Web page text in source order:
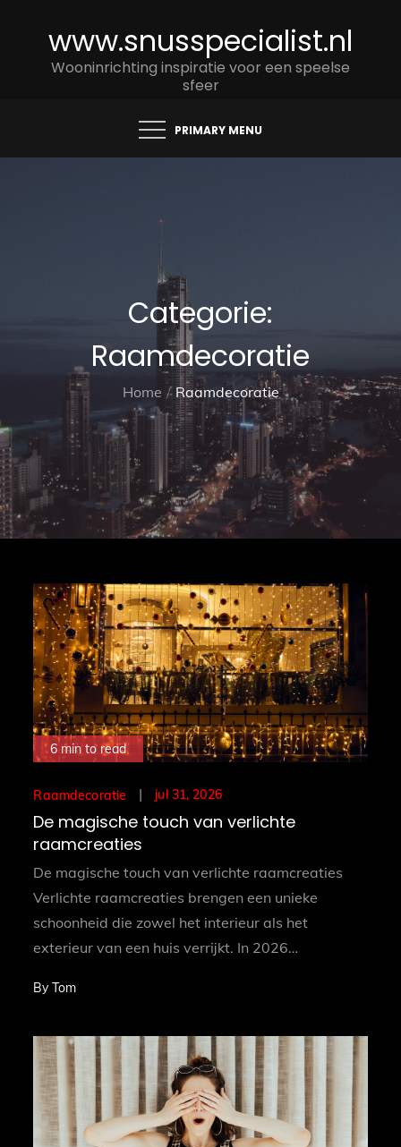
www.snusspecialist.nl
Wooninrichting inspiratie voor een speelse
sfeer
PRIMARY MENU
Categorie:
Raamdecoratie
Home Raamdecoratie
6 min to read
Raamdecoratie
Posted
on
jul 31, 2026
De magische touch van verlichte
raamcreaties
De magische touch van verlichte raamcreaties
Verlichte raamcreaties brengen een unieke
schoonheid die zowel het interieur als het
exterieur van een huis verrijkt. In 2026…
ByTom